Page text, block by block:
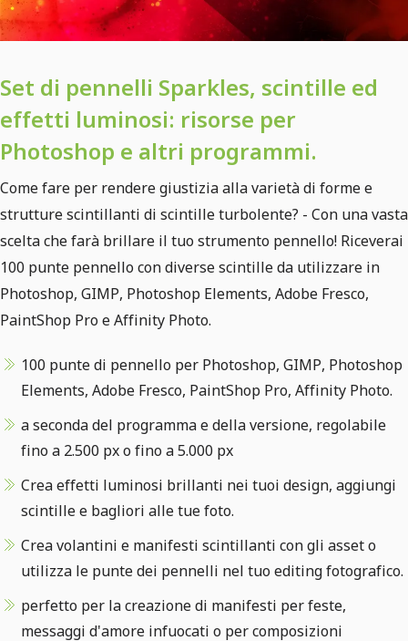
Set di pennelli Sparkles, scintille ed
effetti luminosi: risorse per
Photoshop e altri programmi.
Come fare per rendere giustizia alla varietà di forme e
strutture scintillanti di scintille turbolente? - Con una vasta
scelta che farà brillare il tuo strumento pennello! Riceverai
100 punte pennello con diverse scintille da utilizzare in
Photoshop, GIMP, Photoshop Elements, Adobe Fresco,
PaintShop Pro e Affinity Photo.
100 punte di pennello per Photoshop, GIMP, Photoshop
Elements, Adobe Fresco, PaintShop Pro, Affinity Photo.
a seconda del programma e della versione, regolabile
fino a 2.500 px o fino a 5.000 px
Crea effetti luminosi brillanti nei tuoi design, aggiungi
scintille e bagliori alle tue foto.
Crea volantini e manifesti scintillanti con gli asset o
utilizza le punte dei pennelli nel tuo editing fotografico.
perfetto per la creazione di manifesti per feste,
messaggi d'amore infuocati o per composizioni